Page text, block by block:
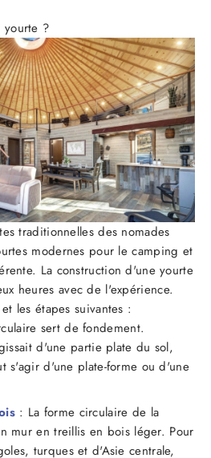
yourte ?
traditionnelles des nomades
modernes pour le camping et
La construction d'une yourte
heures avec de l'expérience.
les étapes suivantes :
sert de fondement.
d'une partie plate du sol,
s'agir d'une plate-forme ou d'une
: La forme circulaire de la
mur en treillis en bois léger. Pour
turques et d'Asie centrale,